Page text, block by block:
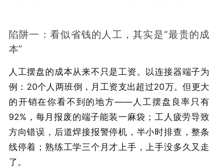
陷阱一：看似省钱的人工，其实是“最贵的成
本”
人工摆盘的成本从来不只是工资。以连接器端子为
例：20个人两班倒，月工资支出超过20万。但更大
的开销在你看不到的地方——人工摆盘良率只有
92%，每月报废的端子能装一麻袋；工人疲劳导致
方向错误，后道焊接报警停机，半小时排查，整条
线停着；熟练工学三个月才上手，上手没多久又走
了。